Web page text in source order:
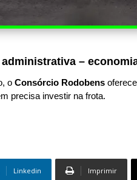
–
o Consórcio Rodobens oferece
precisa investir na frota.
Linkedin Imprimir